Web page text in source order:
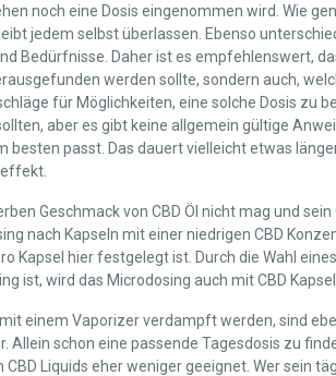
noch eine Dosis eingenommen wird. Wie
jedem selbst überlassen. Ebenso
Bedürfnisse. Daher ist es empfehlenswert,
werden sollte, sondern auch,
für Möglichkeiten, eine solche Dosis zu
aber es gibt keine allgemein gültige
besten passt. Das dauert vielleicht etwas
Geschmack von CBD Öl nicht mag und
nach Kapseln mit einer niedrigen CBD
Kapsel hier festgelegt ist. Durch die Wahl
ist, wird das Microdosing auch mit CBD
einem Vaporizer verdampft werden, sind
Allein schon eine passende Tagesdosis zu
Liquids eher weniger geeignet. Wer sein